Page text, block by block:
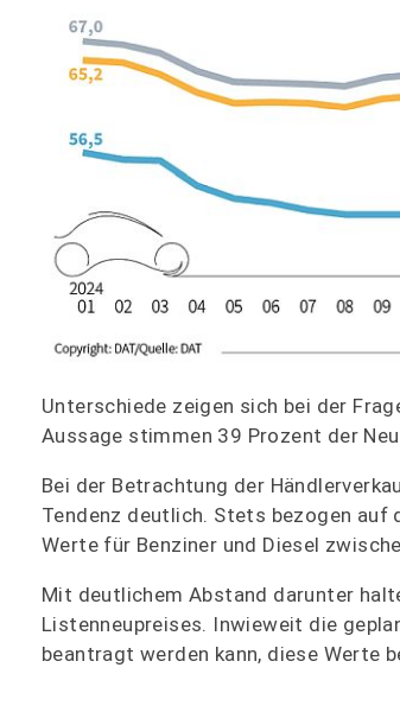
Unterschiede zeigen sich bei der
Aussage stimmen 39 Prozent der
Bei der Betrachtung der
Tendenz deutlich. Stets bezogen auf
Werte für Benziner und Diesel
Mit deutlichem Abstand darunter
Listenneupreises. Inwieweit die
beantragt werden kann, diese Werte